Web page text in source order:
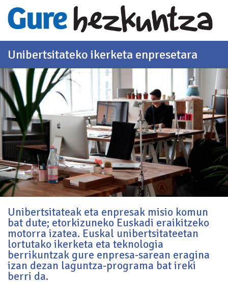
Eduki nagusira joan
Unibertsitateko ikerketa enpresetara
Unibertsitateak eta enpresak misio komun
bat dute; etorkizuneko Euskadi eraikitzeko
motorra izatea. Euskal unibertsitateetan
lortutako ikerketa eta teknologia
berrikuntzak gure enpresa-sarean eragina
izan dezan laguntza-programa bat ireki
berri da.